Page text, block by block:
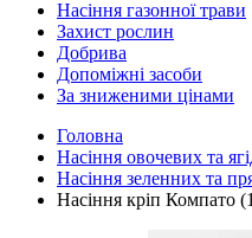
Насіння газонної трави
Захист рослин
Добрива
Допоміжні засоби
За зниженими цінами
Головна
Насіння овочевих та
Насіння зеленних та
Насіння кріп Компато